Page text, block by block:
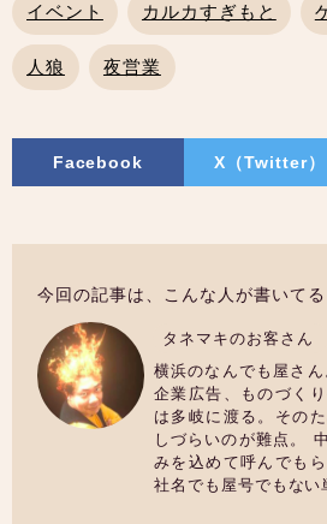
イベント カルカすぎもと
人狼 夜営業
Facebook X（Twitter）
今回の記事は、こんな人が書いてる
タネマキのお客さん
横浜のなんでも屋さ
企業広告、ものづく
は多岐に渡る。その
しづらいのが難点。
みを込めて呼んでも
社名でも屋号でもない